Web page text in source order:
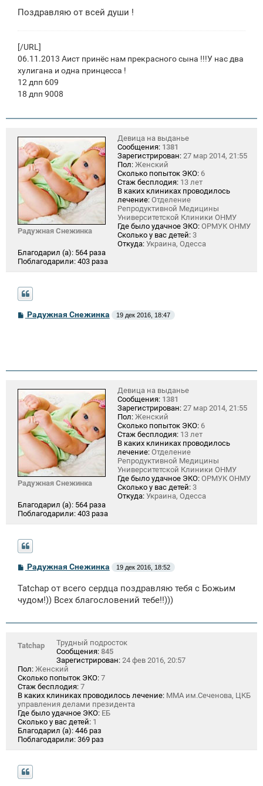
Поздравляю от всей души !
[/URL]
06.11.2013 Аист принёс нам прекрасного сына !!!У нас два
хулигана и одна принцесса !
12 дпп 609
18 дпп 9008
Радужная Снежинка
Девица на выданье
Сообщения: 1381
Зарегистрирован: 27 мар 2014, 21:55
Пол: Женский
Сколько попыток ЭКО: 6
Стаж бесплодия: 13 лет
В каких клиниках проводилось
лечение: Отделение
Репродуктивной Медицины
Университетской Клиники ОНМУ
Где было удачное ЭКО: ОРМУК ОНМУ
Сколько у вас детей: 3
Откуда: Украина, Одесса
Благодарил (а): 564 раза
Поблагодарили: 403 раза
С
о
и
Радужная Снежинка 19 дек 2016, 18:47
Радужная Снежинка
Девица на выданье
Сообщения: 1381
Зарегистрирован: 27 мар 2014, 21:55
Пол: Женский
Сколько попыток ЭКО: 6
Стаж бесплодия: 13 лет
В каких клиниках проводилось
лечение: Отделение
Репродуктивной Медицины
Университетской Клиники ОНМУ
Где было удачное ЭКО: ОРМУК ОНМУ
Сколько у вас детей: 3
Откуда: Украина, Одесса
Благодарил (а): 564 раза
Поблагодарили: 403 раза
С
о
б
щ
е
и
Радужная Снежинка 19 дек 2016, 18:52
Tatchap от всего сердца поздравляю тебя с Божьим
чудом!)) Всех благословений тебе!!)))
Tatchap
Трудный подросток
Сообщения: 845
Зарегистрирован: 24 фев 2016, 20:57
Пол: Женский
Сколько попыток ЭКО: 7
Стаж бесплодия: 7
В каких клиниках проводилось лечение: ММА им.Сеченова, ЦКБ
управления делами президента
Где было удачное ЭКО: ЕБ
Сколько у вас детей: 1
Благодарил (а): 446 раз
Поблагодарили: 369 раз